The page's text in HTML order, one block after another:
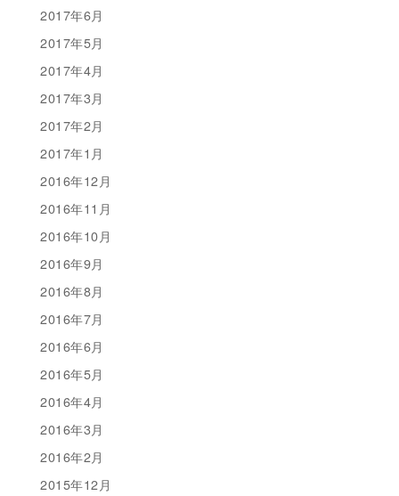
2017年6月
2017年5月
2017年4月
2017年3月
2017年2月
2017年1月
2016年12月
2016年11月
2016年10月
2016年9月
2016年8月
2016年7月
2016年6月
2016年5月
2016年4月
2016年3月
2016年2月
2015年12月